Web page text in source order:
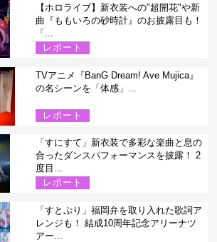
【ホロライブ】新衣装への"超開花"や新
曲『ももいろの砂時計』のお披露目も！
「...
レポート
TVアニメ『BanG Dream! Ave Mujica』
の名シーンを「体感」...
レポート
「すにすて」新衣装で多彩な楽曲と息の
合ったダンスパフォーマンスを披露！ 2
度目...
レポート
「すとぷり」福岡弁を取り入れた歌詞ア
レンジも！ 結成10周年記念アリーナツ
アー...